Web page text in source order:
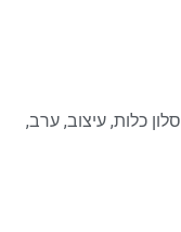
סלון כלות,עיצוב,ערב,